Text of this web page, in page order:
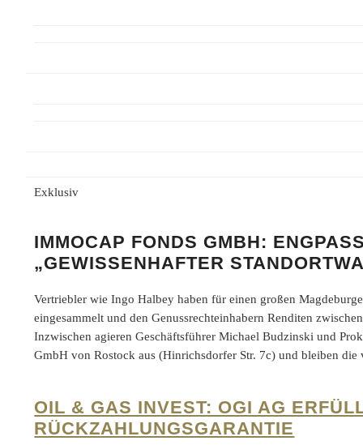
Exklusiv
IMMOCAP FONDS GMBH:
„GEWISSENHAFTER
Vertriebler wie Ingo Halbey haben für einen großen
eingesammelt und den Genussrechteinhabern Renditen
Inzwischen agieren Geschäftsführer Michael Budzinski und
GmbH von Rostock aus (Hinrichsdorfer Str. 7c) und bleiben
OIL & GAS INVEST: OGI AG
RÜCKZAHLUNGSGARANTIE